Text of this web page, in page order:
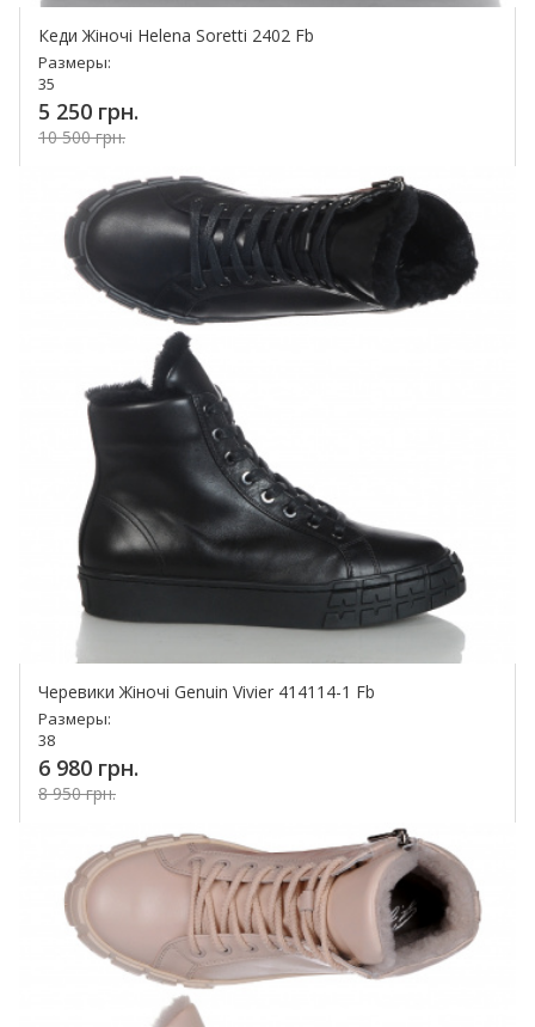
Кеди Жіночі Helena Soretti 2402 Fb
Размеры:
35
5 250 грн.
10 500 грн.
Купить!
Черевики Жіночі Genuin Vivier 414114-1 Fb
Размеры:
38
6 980 грн.
8 950 грн.
Купить!